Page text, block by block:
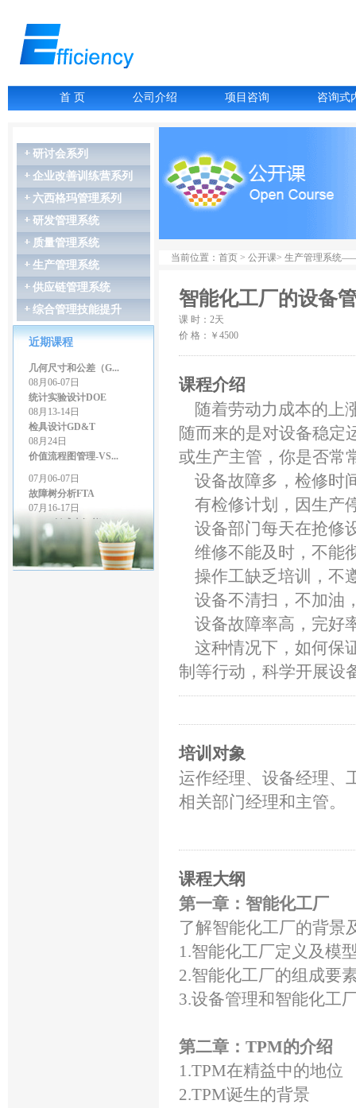
首 页 公司介绍 项目咨询 咨询式
研讨会系列
企业改善训练营系列
六西格玛管理系列
研发管理系统
质量管理系统
生产管理系统
供应链管理系统
综合管理技能提升
近期课程
07月06-07日
故障树分析FTA
07月16-17日
LCIA低成本智能...
07月27-28日
GD&T尺寸链公差叠...
07月27-28日
精益生产管理
08月03-04日
08月06-07日
统计实验设计DOE
08月13-14日
检具设计GD&T
08月24日
价值流程图管理-VS...
故障树分析FTA
07月16-17日
LCIA低成本智能...
07月27-28日
GD&T尺寸链公差叠...
07月27-28日
精益生产管理
当前位置：首页 > 公开课> 生产管理系统
智能化工厂的设备
课 时：2天
价 格：￥4500
课程介绍
随着劳动力成本的上
随而来的是对设备稳定
或生产主管，你是否常
设备故障多，检修时
有检修计划，因生产
设备部门每天在抢修
维修不能及时，不能
操作工缺乏培训，不
设备不清扫，不加油
设备故障率高，完好
这种情况下，如何保
制等行动，科学开展设
培训对象
运作经理、设备经理、
相关部门经理和主管。
课程大纲
第一章：智能化工厂
了解智能化工厂的背景
1.智能化工厂定义及模
2.智能化工厂的组成要
3.设备管理和智能化工
第二章：TPM的介绍
1.TPM在精益中的地位
2.TPM诞生的背景